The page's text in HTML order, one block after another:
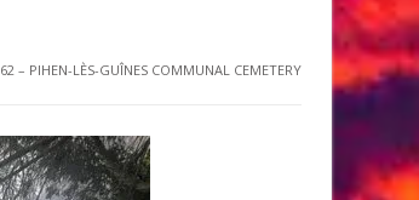
62 – PIHEN-LÈS-GUÎNES COMMUNAL CEMETERY